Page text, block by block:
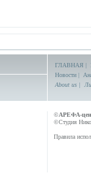
ГЛАВНАЯ |
Новости |
About us |
©АРЕФА-
©Студия
Правила